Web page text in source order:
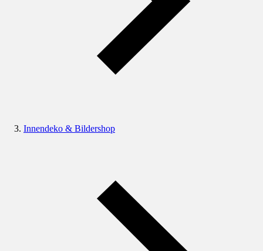
Innendeko & Bildershop